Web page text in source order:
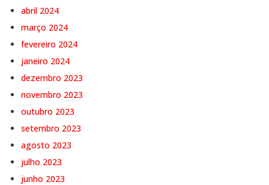
abril 2024
março 2024
fevereiro 2024
janeiro 2024
dezembro 2023
novembro 2023
outubro 2023
setembro 2023
agosto 2023
julho 2023
junho 2023